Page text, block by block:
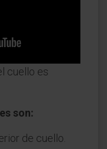
cuello es
son:
de cuello.